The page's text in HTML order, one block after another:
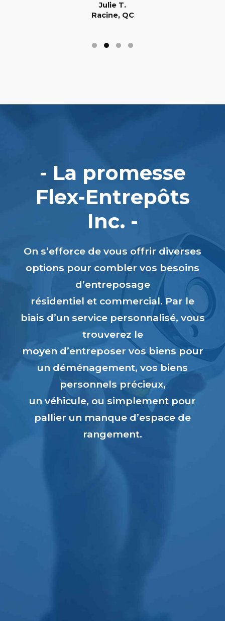
Julie T.
Racine, QC
- La promesse
Flex-Entrepôts
Inc. -
On s’efforce de vous offrir diverses
options pour combler vos besoins
d’entreposage
résidentiel et commercial. Par le
biais d’un service personnalisé, vous
trouverez le
moyen d’entreposer vos biens pour
un déménagement, vos biens
personnels précieux,
un véhicule, ou simplement pour
pallier un manque d’espace de
rangement.